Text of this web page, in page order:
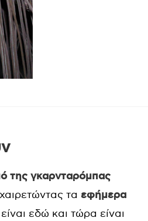
της γκαρνταρόμπας
τα εφήμερα
εδώ και τώρα είναι